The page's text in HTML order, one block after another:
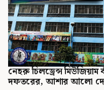
নেহরু চিলড্রেন্স মিউজিয়াম
দফতরের, আশার আলো